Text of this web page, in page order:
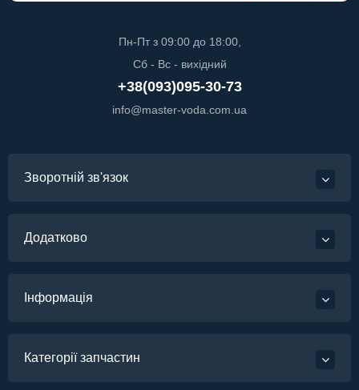
Пн-Пт з 09:00 до 18:00,
Сб - Вс - вихідний
+38(093)095-30-73
info@master-voda.com.ua
Зворотній зв'язок
Додатково
Інформація
Категорії запчастин